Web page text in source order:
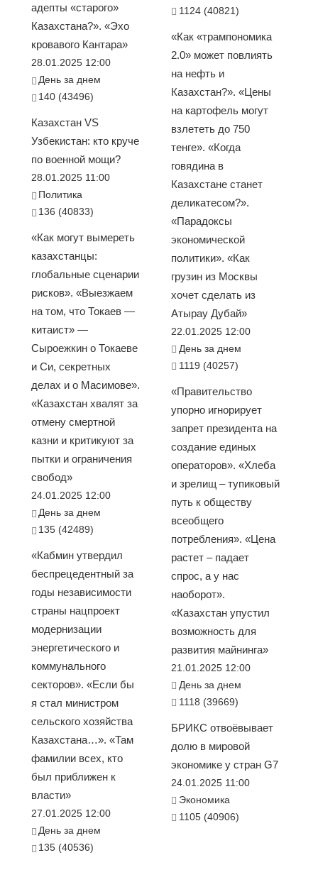
адепты «старого»
Казахстана?». «Эхо
кровавого Кантара»
28.01.2025 12:00
День за днем
140 (43496)
Казахстан VS
Узбекистан: кто круче
по военной мощи?
28.01.2025 11:00
Политика
136 (40833)
«Как могут вымереть
казахстанцы:
глобальные сценарии
рисков». «Выезжаем
на том, что Токаев —
китаист» —
Сыроежкин о Токаеве
и Си, секретных
делах и о Масимове».
«Казахстан хвалят за
отмену смертной
казни и критикуют за
пытки и ограничения
свобод»
24.01.2025 12:00
День за днем
135 (42489)
«Кабмин утвердил
беспрецедентный за
годы независимости
страны нацпроект
модернизации
энергетического и
коммунального
секторов». «Если бы
я стал министром
сельского хозяйства
Казахстана…». «Там
фамилии всех, кто
был приближен к
власти»
27.01.2025 12:00
День за днем
135 (40536)
1124 (40821)
«Как «трампономика
2.0» может повлиять
на нефть и
Казахстан?». «Цены
на картофель могут
взлететь до 750
тенге». «Когда
говядина в
Казахстане станет
деликатесом?».
«Парадоксы
экономической
политики». «Как
грузин из Москвы
хочет сделать из
Атырау Дубай»
22.01.2025 12:00
День за днем
1119 (40257)
«Правительство
упорно игнорирует
запрет президента на
создание единых
операторов». «Хлеба
и зрелищ – тупиковый
путь к обществу
всеобщего
потребления». «Цена
растет – падает
спрос, а у нас
наоборот».
«Казахстан упустил
возможность для
развития майнинга»
21.01.2025 12:00
День за днем
1118 (39669)
БРИКС отвоёвывает
долю в мировой
экономике у стран G7
24.01.2025 11:00
Экономика
1105 (40906)